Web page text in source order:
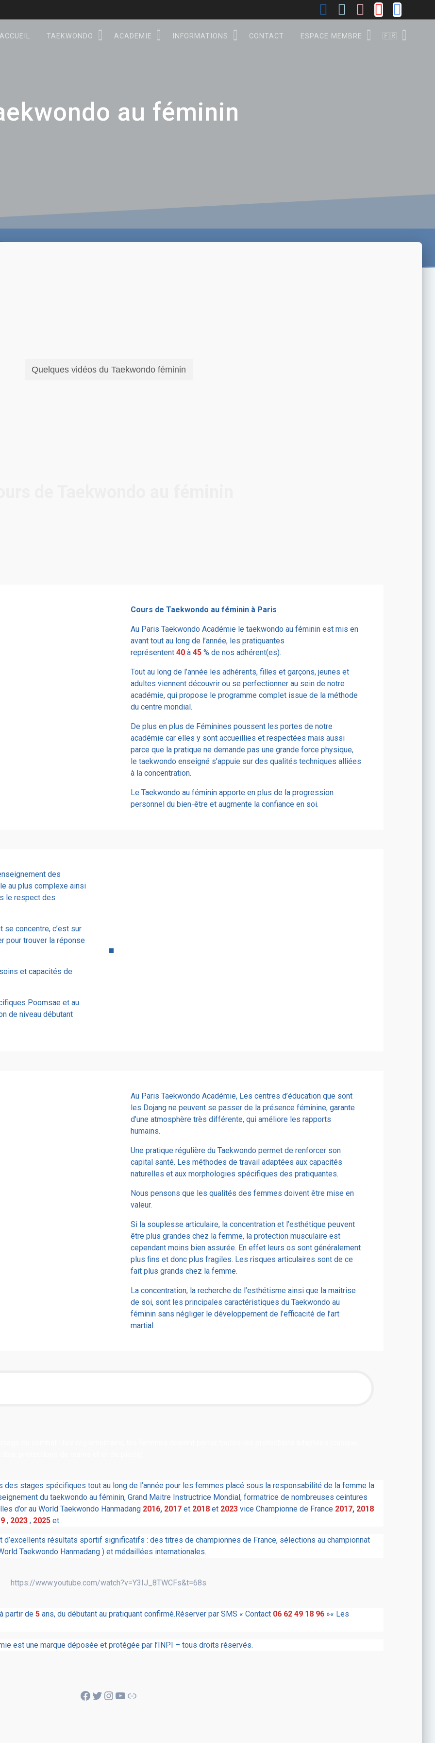
ACCUEIL TAEKWONDO ACADEMIE INFORMATIONS CONTACT ESPACE MEMBRE 🇫🇷
au féminin
Quelques vidéos du Taekwondo féminin
Cours de Taekwondo au féminin à Paris
Au Paris Taekwondo Académie le taekwondo au féminin est mis en
avant tout au long de l’année, les pratiquantes
représentent40 à45 % de nos adhérent(es).
Tout au long de l’année les adhérents, filles et garçons, jeunes et
adultes viennent découvrir ou se perfectionner au sein de notre
académie, qui propose le programme complet issue de la méthode
du centre mondial.
De plus en plus de Féminines poussent les portes de notre
académie car elles y sont accueillies et respectées mais aussi
parce que la pratique ne demande pas une grande force physique,
le taekwondo enseigné s’appuie sur des qualités techniques alliées
à la concentration.
Le Taekwondo au féminin apporte en plus de la progression
personnel du bien-être et augmente la confiance en soi.
des
au plus complexe ainsi
le respect des
se concentre, c’est sur
pour trouver la réponse
et capacités de
Poomsae et au
de niveau débutant
Au Paris Taekwondo Académie, Les centres d’éducation que sont
les Dojang ne peuvent se passer de la présence féminine, garante
d’une atmosphère très différente, qui améliore les rapports
humains.
Une pratique régulière du Taekwondo permet de renforcer son
capital santé. Les méthodes de travail adaptées aux capacités
naturelles et aux morphologies spécifiques des pratiquantes.
Nous pensons que les qualités des femmes doivent être mise en
valeur.
Si la souplesse articulaire, la concentration et l’esthétique peuvent
être plus grandes chez la femme, la protection musculaire est
cependant moins bien assurée. En effet leurs os sont généralement
plus fins et donc plus fragiles. Les risques articulaires sont de ce
fait plus grands chez la femme.
La concentration, la recherche de l’esthétisme ainsi que la maitrise
de soi, sont les principales caractéristiques du Taekwondo au
féminin sans négliger le développement de l’efficacité de l’art
martial.
des stages spécifiques tout au long de l’année pour les femmes placé sous la responsabilité de la femme la
du taekwondo au féminin, Grand Maitre Instructrice Mondial, formatrice de nombreuses ceintures
d’or au World Taekwondo Hanmadang 2016, 2017 et 2018 et 2023 vice Championne de France 2017, 2018
, 2023 , 2025et .
résultats sportif significatifs : des titres de championnes de France, sélections au championnat
Taekwondo Hanmadang ) et médaillées internationales.
https://www.youtube.com/watch?v=Y3IJ_8TWCFs&t=68s
partir de5 ans, du débutant au pratiquant confirmé.Réserver par SMS « Contact 06 62 49 18 96 »« Les
est une marque déposée et protégée par l’INPI – tous droits réservés.